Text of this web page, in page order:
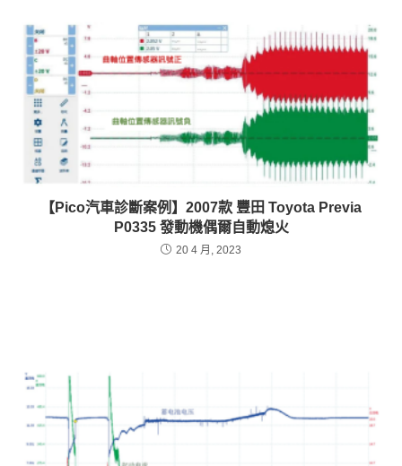
【Pico汽車診斷案例】2007款 豐田 Toyota Previa
P0335 發動機偶爾自動熄火
20 4 月, 2023